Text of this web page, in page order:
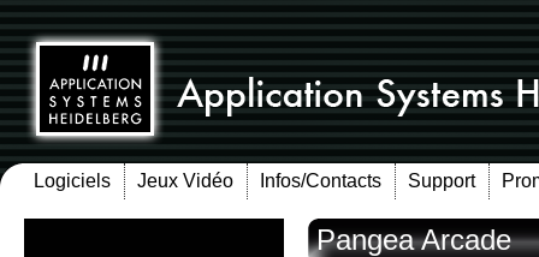
Logiciels Jeux Vidéo Infos/Contacts Support
Pangea Arcade